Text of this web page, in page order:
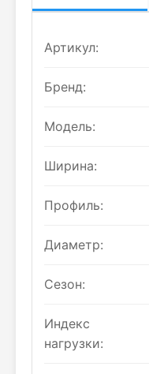
Артикул:
Бренд:
Модель:
Ширина:
Профиль:
Диаметр:
Сезон:
Индекс
нагрузки: